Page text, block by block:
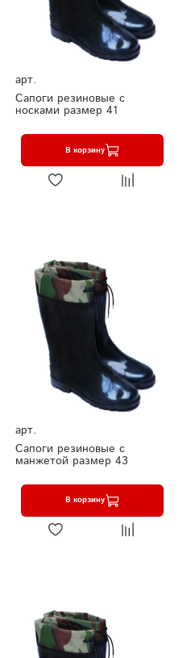
арт.
Сапоги резиновые с
носками размер 41
В корзину
арт.
Сапоги резиновые с
манжетой размер 43
В корзину